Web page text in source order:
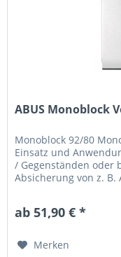
ABUS Monoblock
Monoblock 92/80
Einsatz und
/ Gegenständen oder
Absicherung von z.
ab 51,90 € *
Merken